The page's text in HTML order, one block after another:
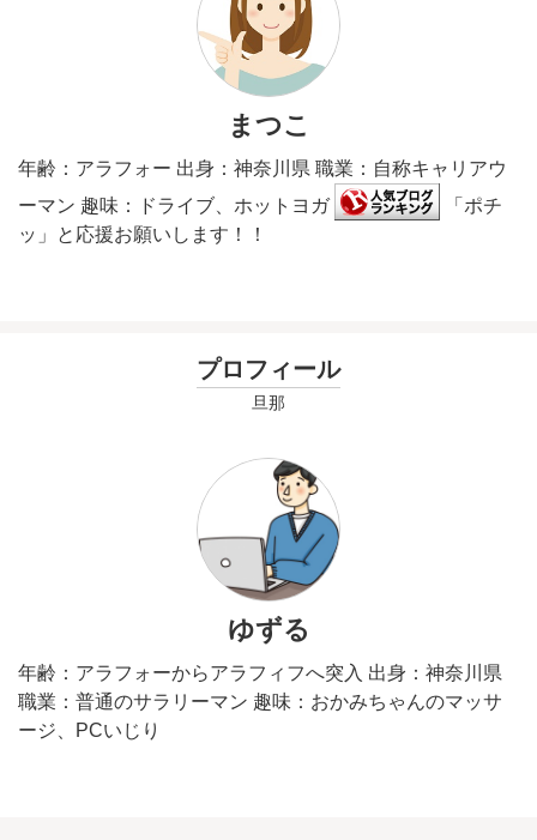
まつこ
年齢：アラフォー 出身：神奈川県 職業：自称キャリアウ
ーマン 趣味：ドライブ、ホットヨガ
「ポチ
ッ」と応援お願いします！！
プロフィール
旦那
ゆずる
年齢：アラフォーからアラフィフへ突入 出身：神奈川県
職業：普通のサラリーマン 趣味：おかみちゃんのマッサ
ージ、PCいじり